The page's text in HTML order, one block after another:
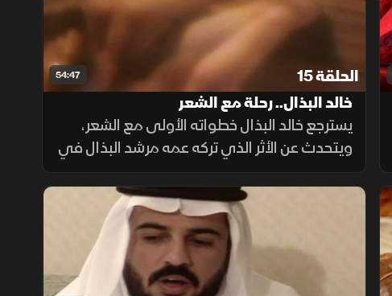
54:47
الحلقة 15
خالد البذال.. رحلة مع الشعر
يسترجع خالد البذال خطواته الأولى مع الشعر،
ويتحدث عن الأثر الذي تركه عمه مرشد البذال في
مسيرته. كما يروي كيف وجدت القصيدة النبطية
مكانها في الأغنية الكويتية وأسهمت في إثراء